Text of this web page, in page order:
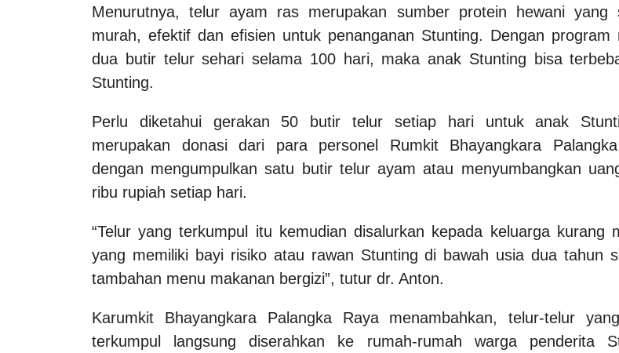
Menurutnya, telur ayam ras merupakan sumber protein hewani yang
murah, efektif dan efisien untuk penanganan Stunting. Dengan program
dua butir telur sehari selama 100 hari, maka anak Stunting bisa
Stunting.
Perlu diketahui gerakan 50 butir telur setiap hari untuk anak
merupakan donasi dari para personel Rumkit Bhayangkara
dengan mengumpulkan satu butir telur ayam atau menyumbangkan
ribu rupiah setiap hari.
“Telur yang terkumpul itu kemudian disalurkan kepada keluarga kurang
yang memiliki bayi risiko atau rawan Stunting di bawah usia dua tahun
tambahan menu makanan bergizi”, tutur dr. Anton.
Karumkit Bhayangkara Palangka Raya menambahkan, telur-telur
terkumpul langsung diserahkan ke rumah-rumah warga penderita